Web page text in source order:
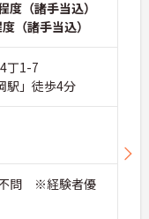
度（諸手当込）
（諸手当込）
丁1-7
駅」徒歩4分
問 ※経験者優